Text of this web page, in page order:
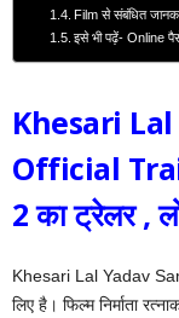
Film से संबंधित
इसे भी पढ़ें- Online
Khesari
Official
2 का ट्रेलर,
Khesari Lal Yadav
लिए है। फिल्म निर्माता